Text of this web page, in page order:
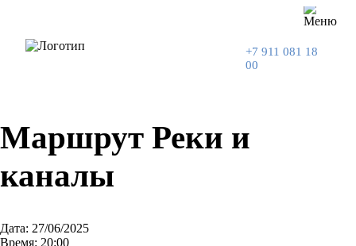
+7 911 081 18
00
Маршрут Реки и
каналы
Дата: 27/06/2025
Время: 20:00